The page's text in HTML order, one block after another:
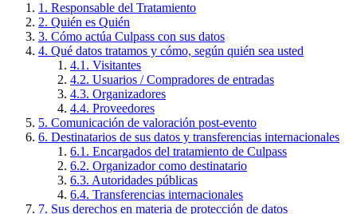
1. Responsable del Tratamiento
2. Quién es Quién
3. Cómo actúa Culpass con sus datos
4. Qué datos tratamos y cómo, según quién sea usted
4.1. Visitantes
4.2. Usuarios / Compradores de entradas
4.3. Organizadores
4.4. Proveedores
5. Comunicación de valoración post-evento
6. Destinatarios de sus datos y transferencias internacionales
6.1. Encargados del tratamiento de Culpass
6.2. Organizador como destinatario
6.3. Autoridades públicas
6.4. Transferencias internacionales
7. Sus derechos en materia de protección de datos